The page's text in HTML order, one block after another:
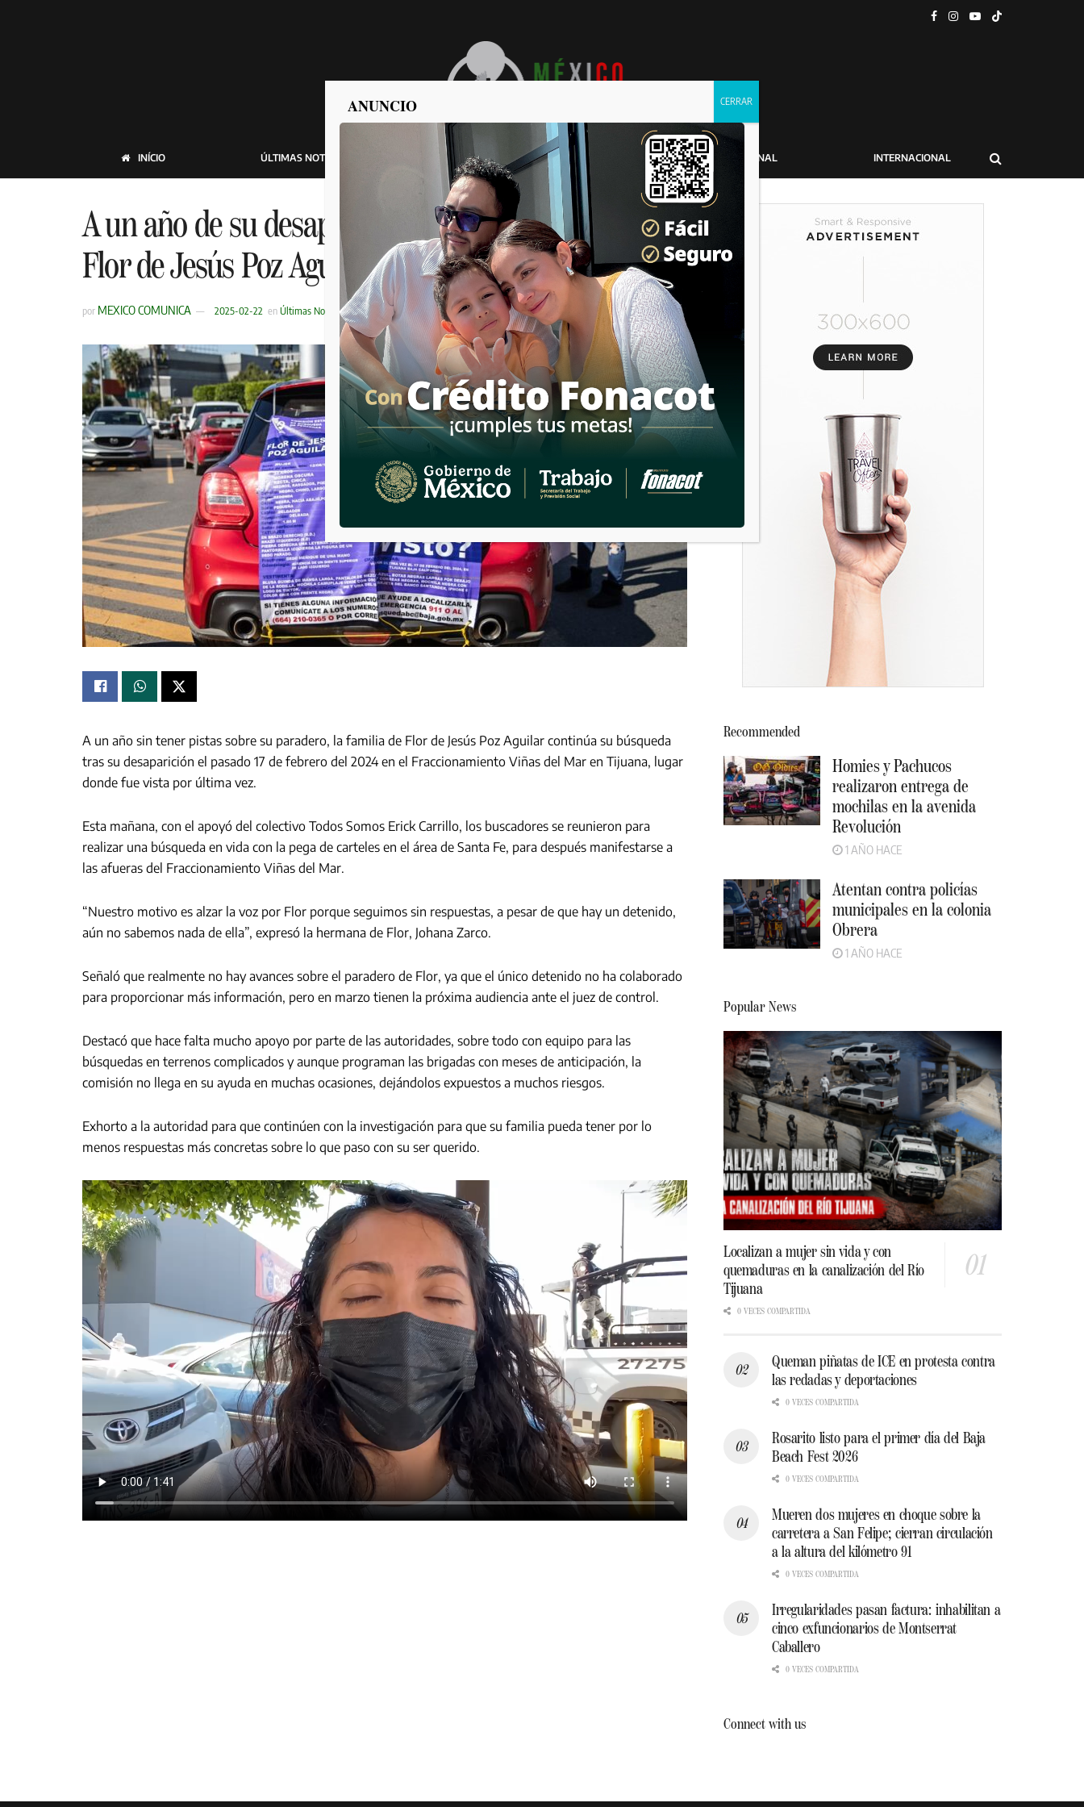
INÍCIO ÚLTIMAS NOTICIAS POLÍTICA POLICIACA NACIONAL INTERNACIONAL
A un año de su desaparición continúan buscando a
Flor de Jesús Poz Aguilar
por MEXICO COMUNICA 2025-02-22 enÚltimas Noticias
A un año sin tener pistas sobre su paradero, la familia de Flor de Jesús Poz Aguilar continúa su búsqueda
tras su desaparición el pasado 17 de febrero del 2024 en el Fraccionamiento Viñas del Mar en Tijuana, lugar
donde fue vista por última vez.
Esta mañana, con el apoyó del colectivo Todos Somos Erick Carrillo, los buscadores se reunieron para
realizar una búsqueda en vida con la pega de carteles en el área de Santa Fe, para después manifestarse a
las afueras del Fraccionamiento Viñas del Mar.
“Nuestro motivo es alzar la voz por Flor porque seguimos sin respuestas, a pesar de que hay un detenido,
aún no sabemos nada de ella”, expresó la hermana de Flor, Johana Zarco.
Señaló que realmente no hay avances sobre el paradero de Flor, ya que el único detenido no ha colaborado
para proporcionar más información, pero en marzo tienen la próxima audiencia ante el juez de control.
Destacó que hace falta mucho apoyo por parte de las autoridades, sobre todo con equipo para las
búsquedas en terrenos complicados y aunque programan las brigadas con meses de anticipación, la
comisión no llega en su ayuda en muchas ocasiones, dejándolos expuestos a muchos riesgos.
Exhorto a la autoridad para que continúen con la investigación para que su familia pueda tener por lo
menos respuestas más concretas sobre lo que paso con su ser querido.
Recommended
Homies y Pachucos
realizaron entrega de
mochilas en la avenida
Revolución
1 AÑO HACE
Atentan contra policías
municipales en la colonia
Obrera
1 AÑO HACE
Popular News
Localizan a mujer sin vida y con
quemaduras en la canalización del Río
Tijuana
0 VECES COMPARTIDA
Queman piñatas de ICE en protesta contra
las redadas y deportaciones
0 VECES COMPARTIDA
Rosarito listo para el primer día del Baja
Beach Fest 2026
0 VECES COMPARTIDA
Mueren dos mujeres en choque sobre la
carretera a San Felipe; cierran circulación
a la altura del kilómetro 91
0 VECES COMPARTIDA
Irregularidades pasan factura: inhabilitan a
cinco exfuncionarios de Montserrat
Caballero
0 VECES COMPARTIDA
Connect with us
ANUNCIO